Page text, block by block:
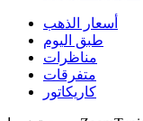
أسعار الذهب
طبق اليوم
مناظرات
متفرقات
كاريكاتور